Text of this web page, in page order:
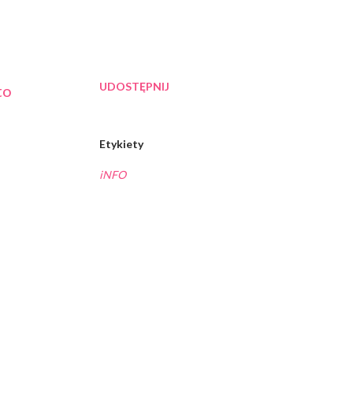
UDOSTĘPNIJ
Etykiety
iNFO